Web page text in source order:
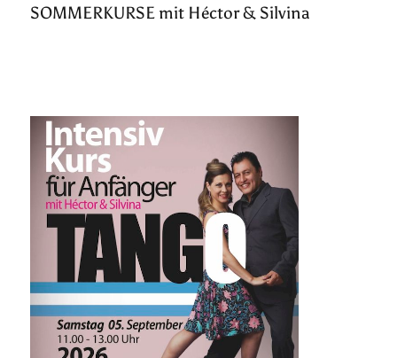
SOMMERKURSE mit Héctor & Silvina